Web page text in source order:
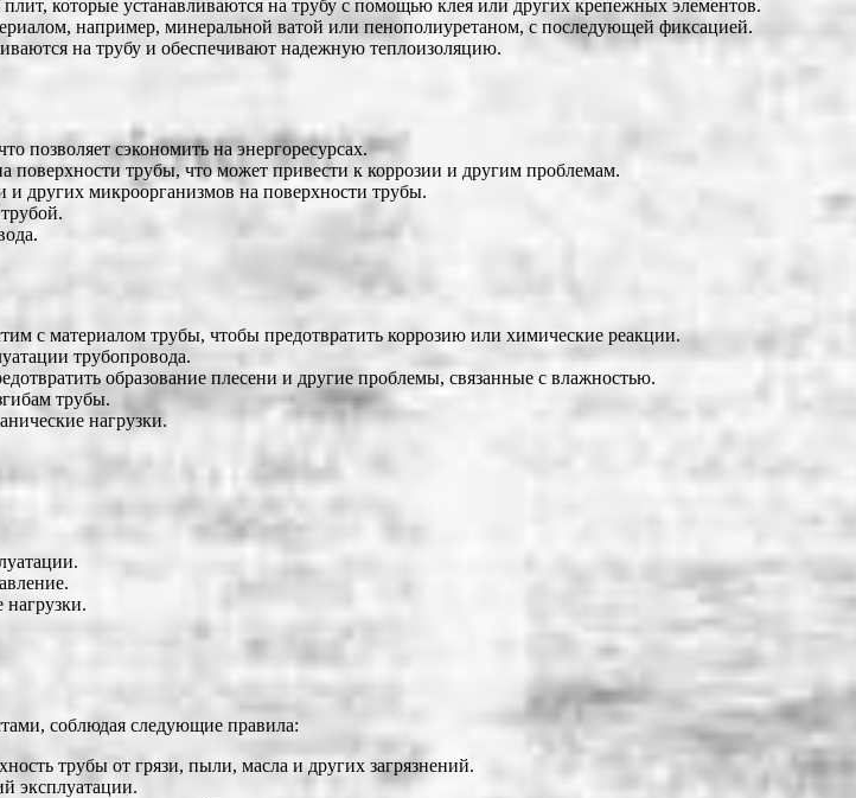
которые устанавливаются на трубу с помощью клея или других крепежных элементов.
например, минеральной ватой или пенополиуретаном, с последующей фиксацией.
на трубу и обеспечивают надежную теплоизоляцию.
позволяет сэкономить на энергоресурсах.
трубы, что может привести к коррозии и другим проблемам.
других микроорганизмов на поверхности трубы.
с материалом трубы, чтобы предотвратить коррозию или химические реакции.
трубопровода.
образование плесени и другие проблемы, связанные с влажностью.
трубы.
нагрузки.
соблюдая следующие правила:
трубы от грязи, пыли, масла и других загрязнений.
эксплуатации.